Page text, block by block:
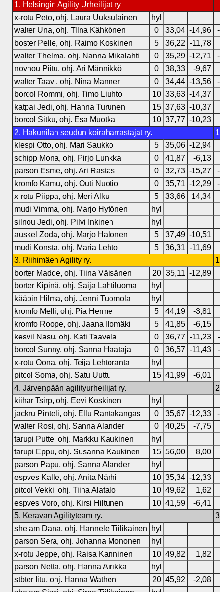
1. Helsingin Agility Urheilijat ry
x-rotu Peto, ohj. Laura Uuksulainen
hyl
walter Una, ohj. Tiina Kähkönen
0 33,04 -14,96
boster Pelle, ohj. Raimo Koskinen
5 36,22 -11,78
walter Thelma, ohj. Nanna Mikalahti
0 35,29 -12,71
novnou Piitu, ohj. Ari Männikkö
0 38,33
-9,67
walter Taavi, ohj. Nina Manner
0 34,44 -13,56
borcol Rommi, ohj. Timo Liuhto
10 33,63 -14,37
katpai Jedi, ohj. Hanna Turunen
15 37,63 -10,37
borcol Sitku, ohj. Esa Muotka
10 37,77 -10,23
2. Hakunilan seudun koiraharrastajat ry.
klespi Otto, ohj. Mari Saukko
5 35,06 -12,94
schipp Mona, ohj. Pirjo Lunkka
0 41,87
-6,13
parson Esme, ohj. Ari Rastas
0 32,73 -15,27
kromfo Kamu, ohj. Outi Nuotio
0 35,71 -12,29
x-rotu Piippa, ohj. Meri Alku
5 33,66 -14,34
mudi Vimma, ohj. Marjo Hytönen
hyl
silnou Jedi, ohj. Pilvi Inkinen
hyl
auskel Zoda, ohj. Marjo Halonen
5 37,49 -10,51
mudi Konsta, ohj. Maria Lehto
5 36,31 -11,69
3. Riihimäen Agility ry.
borter Madde, ohj. Tiina Väisänen
20 35,11 -12,89
borter Kipinä, ohj. Saija Lahtiluoma
hyl
kääpin Hilma, ohj. Jenni Tuomola
hyl
kromfo Melli, ohj. Pia Herme
5 44,19
-3,81
kromfo Roope, ohj. Jaana Ilomäki
5 41,85
-6,15
kesvil Nasu, ohj. Kati Taavela
0 36,77 -11,23
borcol Sunny, ohj. Sanna Haataja
0 36,57 -11,43
x-rotu Oona, ohj. Teija Lehtoranta
hyl
pitcol Soma, ohj. Satu Uuttu
15 41,99 -6,01
4. Järvenpään agilityurheilijat ry.
kiihar Tsirp, ohj. Eevi Koskinen
hyl
jackru Pinteli, ohj. Ellu Rantakangas
0 35,67 -12,33
walter Rosi, ohj. Sanna Alander
0 40,25
-7,75
tarupi Putte, ohj. Markku Kaukinen
hyl
tarupi Eppu, ohj. Susanna Kaukinen
15 56,00 8,00
parson Papu, ohj. Sanna Alander
hyl
espves Kalle, ohj. Anita Närhi
10 35,34 -12,33
pitcol Vekki, ohj. Tiina Alatalo
10 49,62
1,62
espves Voro, ohj. Kirsi Hiltunen
10 41,59 -6,41
5. Keravan Agilityteam ry.
shelam Dana, ohj. Hannele Tiilikainen
hyl
parson Sera, ohj. Johanna Mononen
hyl
x-rotu Jeppe, ohj. Raisa Kanninen
10 49,82
1,82
parson Netta, ohj. Hanna Airikka
hyl
stbter Iitu, ohj. Hanna Wathén
20 45,92 -2,08